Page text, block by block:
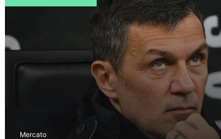
Mercato